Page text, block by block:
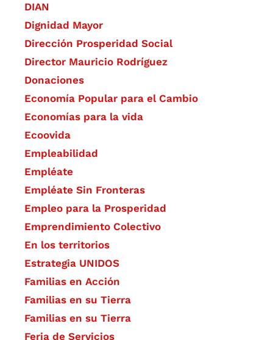
DIAN
Dignidad Mayor
Dirección Prosperidad Social
Director Mauricio Rodríguez
Donaciones
Economía Popular para el Cambio
Economías para la vida
Ecoovida
Empleabilidad
Empléate
Empléate Sin Fronteras
Empleo para la Prosperidad
Emprendimiento Colectivo
En los territorios
Estrategia UNIDOS
Familias en Acción
Familias en su Tierra
Familias en su Tierra
Feria de Servicios